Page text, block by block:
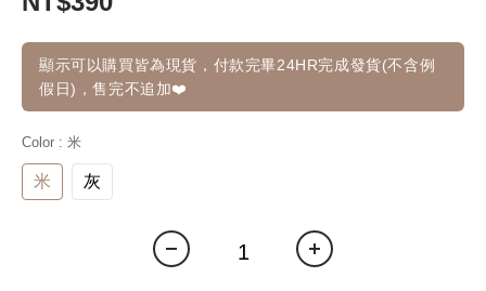
顯示可以購買皆為現貨，付款完畢24HR完成發貨(不含例
假日)，售完不追加❤️
Color : 米
米 灰